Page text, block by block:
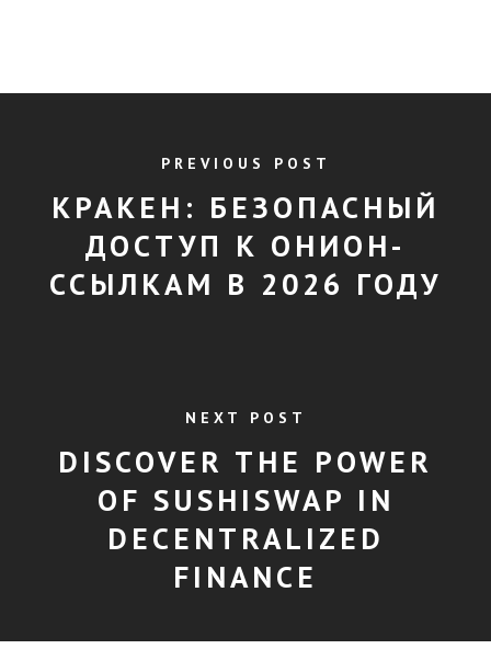
PREVIOUS POST
КРАКЕН: БЕЗОПАСНЫЙ
ДОСТУП К ОНИОН-
ССЫЛКАМ В 2026 ГОДУ
NEXT POST
DISCOVER THE POWER
OF SUSHISWAP IN
DECENTRALIZED
FINANCE